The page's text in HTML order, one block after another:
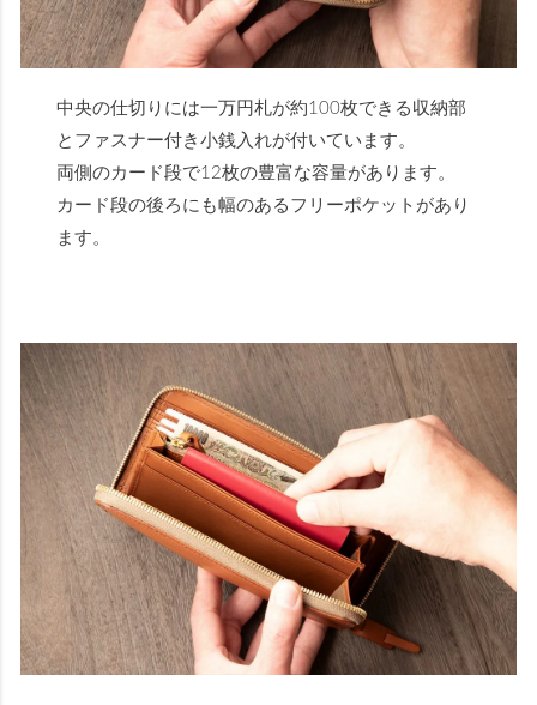
中央の仕切りには一万円札が約100枚できる収納部
とファスナー付き小銭入れが付いています。
両側のカード段で12枚の豊富な容量があります。
カード段の後ろにも幅のあるフリーポケットがあり
ます。